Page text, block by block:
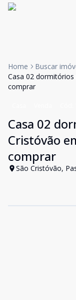
Home
Buscar
Casa 02
comprar
Casa 02
Cristóvão
comprar
São Cristóvão,